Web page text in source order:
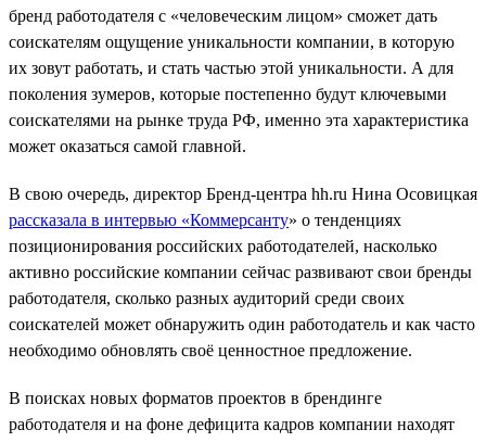
бренд работодателя с «человеческим лицом» сможет дать
соискателям ощущение уникальности компании, в которую
их зовут работать, и стать частью этой уникальности. А для
поколения зумеров, которые постепенно будут ключевыми
соискателями на рынке труда РФ, именно эта характеристика
может оказаться самой главной.
В свою очередь, директор Бренд-центра hh.ru Нина Осовицкая
рассказала в интервью «Коммерсанту» о тенденциях
позиционирования российских работодателей, насколько
активно российские компании сейчас развивают свои бренды
работодателя, сколько разных аудиторий среди своих
соискателей может обнаружить один работодатель и как часто
необходимо обновлять своё ценностное предложение.
В поисках новых форматов проектов в брендинге
работодателя и на фоне дефицита кадров компании находят